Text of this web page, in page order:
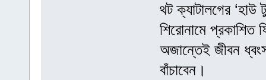
থট ক্যাটালগের
শিরোনামে প্রকাশিত
অজান্তেই জীবন
বাঁচাবেন।